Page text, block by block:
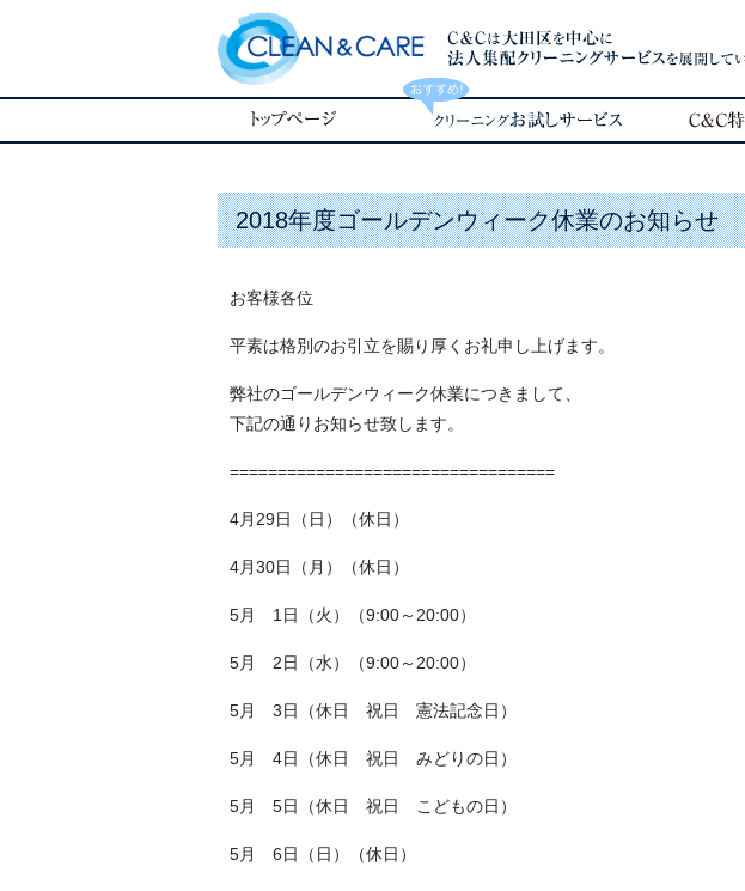
2018年度ゴールデンウィーク休業のお知らせ
お客様各位
平素は格別のお引立を賜り厚くお礼申し上げます。
弊社のゴールデンウィーク休業につきまして、
下記の通りお知らせ致します。
==================================
4月29日（日）（休日）
4月30日（月）（休日）
5月 1日（火）（9:00～20:00）
5月 2日（水）（9:00～20:00）
5月 3日（休日 祝日 憲法記念日）
5月 4日（休日 祝日 みどりの日）
5月 5日（休日 祝日 こどもの日）
5月 6日（日）（休日）